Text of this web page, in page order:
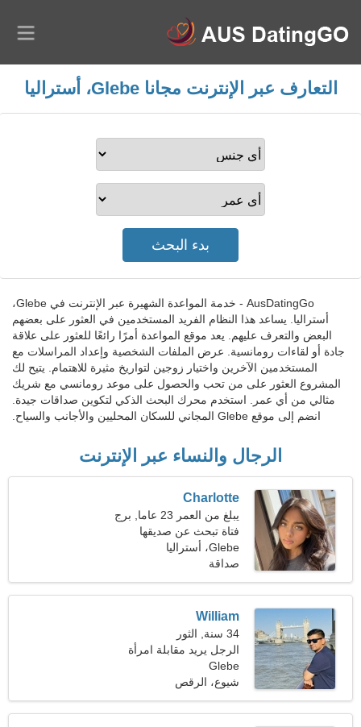
التعارف عبر الإنترنت مجانا Glebe، أستراليا
AusDatingGo - خدمة المواعدة الشهيرة عبر الإنترنت في Glebe،
أستراليا. يساعد هذا النظام الفريد المستخدمين في العثور على بعضهم
البعض والتعرف عليهم. يعد موقع المواعدة أمرًا رائعًا للعثور على علاقة
جادة أو لقاءات رومانسية. عرض الملفات الشخصية وإعداد المراسلات مع
المستخدمين الآخرين واختيار زوجين لتواريخ مثيرة للاهتمام. يتيح لك
المشروع العثور على من تحب والحصول على موعد رومانسي مع شريك
مثالي من أي عمر. استخدم محرك البحث الذكي لتكوين صداقات جيدة.
انضم إلى موقع Glebe المجاني للسكان المحليين والأجانب والسياح.
الرجال والنساء عبر الإنترنت
Charlotte
يبلغ من العمر 23 عاما, برج
العذراء
فتاة تبحث عن صديقها
Glebe، أستراليا
صداقة
William
34 سنة, الثور
الرجل يريد مقابلة امرأة
Glebe
شيوع، الرقص